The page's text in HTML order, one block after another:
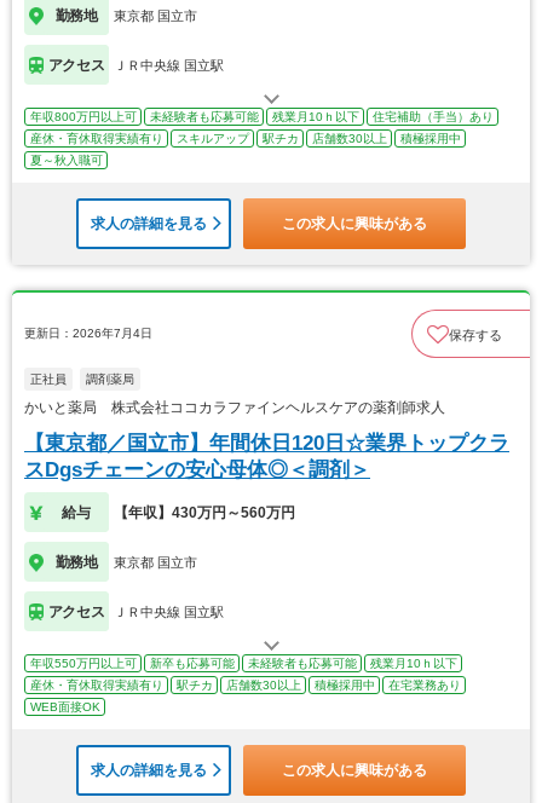
勤務地 東京都 国立市
アクセス ＪＲ中央線 国立駅
年収800万円以上可 未経験者も応募可能 残業月10ｈ以下
住宅補助（手当）あり
産休・育休取得実績有り
スキルアップ 駅チカ 店舗数30以上
積極採用中
夏～秋入職可
求人の詳細を見る この求人に興味がある
更新日：2026年7月4日 保存する
正社員 調剤薬局
かいと薬局 株式会社ココカラファインヘルスケアの薬剤師求人
【東京都／国立市】年間休日120日☆業界トップクラ
スDgsチェーンの安心母体◎＜調剤＞
給与 【年収】430万円～560万円
勤務地 東京都 国立市
アクセス ＪＲ中央線 国立駅
年収550万円以上可 新卒も応募可能 未経験者も応募可能
残業月10ｈ以下
産休・育休取得実績有り
駅チカ 店舗数30以上 積極採用中
在宅業務あり
WEB面接OK
求人の詳細を見る この求人に興味がある